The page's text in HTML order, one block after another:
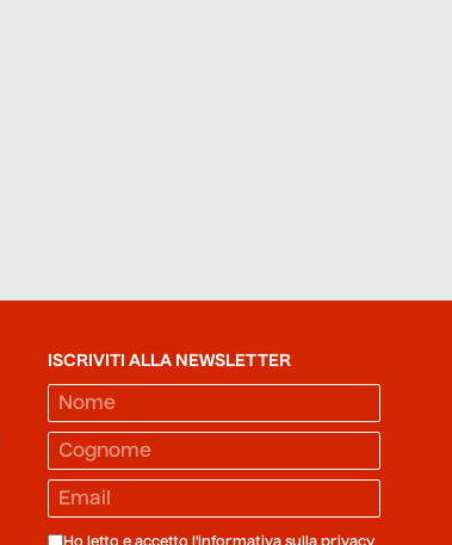
ISCRIVITI ALLA NEWSLETTER